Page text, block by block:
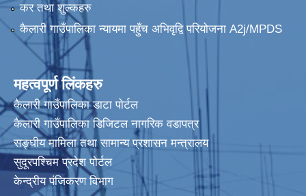
कर तथा शुल्कहरु
कैलारी गाउँपालिका न्यायमा पहुँच अभिवृद्वि परियोजना A2j/MPDS
महत्वपूर्ण लिंकहरु
कैलारी गाउँपालिका डाटा पाेर्टल
कैलारी गाउँपालिका डिजिटल नागरिक वडापत्र
सङ्घीय मामिला तथा सामान्य प्रशासन मन्त्रालय
सुदूरपश्चिम प्रदेश पोर्टल
केन्द्रीय प‌ंजिकरण विभाग